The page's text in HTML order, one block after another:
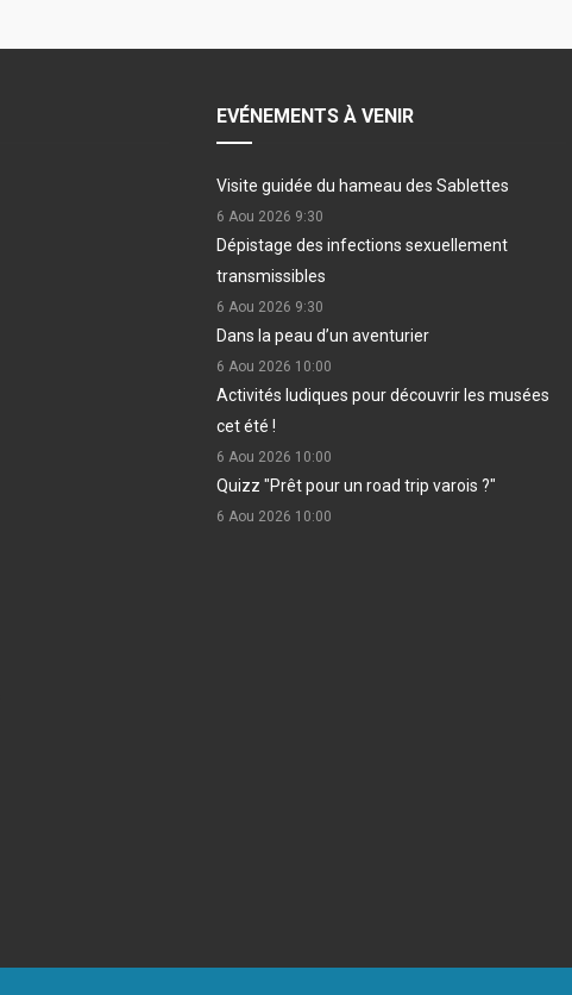
EVÉNEMENTS À VENIR
Visite guidée du hameau des Sablettes
6 Aou 2026 9:30
Dépistage des infections sexuellement
transmissibles
6 Aou 2026 9:30
Dans la peau d’un aventurier
6 Aou 2026 10:00
Activités ludiques pour découvrir les musées
cet été !
6 Aou 2026 10:00
Quizz "Prêt pour un road trip varois ?"
6 Aou 2026 10:00